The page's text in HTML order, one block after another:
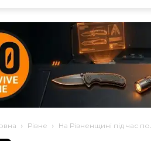
Рівне На Рівненщині під час